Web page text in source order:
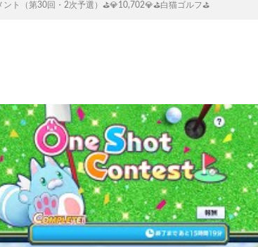
ト（第30回・2次予選）⛳💎10,702💎⛳白猫ゴルフ⛳